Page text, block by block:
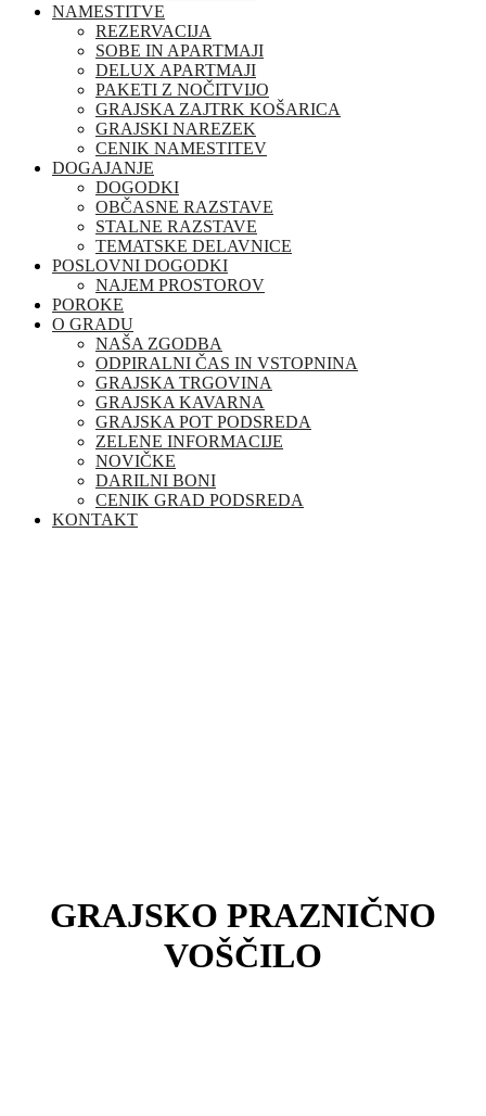
NAMESTITVE
REZERVACIJA
SOBE IN APARTMAJI
DELUX APARTMAJI
PAKETI Z NOČITVIJO
GRAJSKA ZAJTRK KOŠARICA
GRAJSKI NAREZEK
CENIK NAMESTITEV
DOGAJANJE
DOGODKI
OBČASNE RAZSTAVE
STALNE RAZSTAVE
TEMATSKE DELAVNICE
POSLOVNI DOGODKI
NAJEM PROSTOROV
POROKE
O GRADU
NAŠA ZGODBA
ODPIRALNI ČAS IN VSTOPNINA
GRAJSKA TRGOVINA
GRAJSKA KAVARNA
GRAJSKA POT PODSREDA
ZELENE INFORMACIJE
NOVIČKE
DARILNI BONI
CENIK GRAD PODSREDA
KONTAKT
GRAJSKO PRAZNIČNO
VOŠČILO